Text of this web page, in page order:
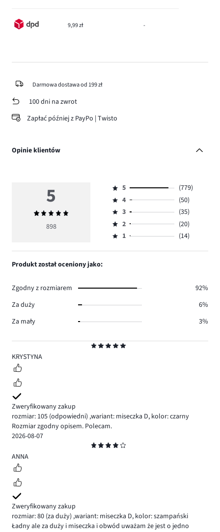
9,99 zł -
Darmowa dostawa od 199 zł
100 dni na zwrot
Zapłać później z PayPo | Twisto
Opinie klientów
5
KRYSTYNA
Zweryfikowany zakup
rozmiar: 105 (odpowiedni) ,wariant: miseczka D, kolor: czarny
Rozmiar zgodny opisem. Polecam.
2026-08-07
4
ANNA
Zweryfikowany zakup
rozmiar: 80 (za duży) ,wariant: miseczka D, kolor: szampański
Ładny ale za duży i miseczka i obwód uważam że jest o jedno
5
Średnia
ocena
898
Ocena
5,
ilość
głosów
779.
5
(779)
Ocena
4,
ilość
głosów
4
(50)
Ocena
3,
ilość
3
(35)
Ocena
2,
2
(20)
Ocena
1,
1 (14)
Produkt został oceniony jako:
Zgodny z rozmiarem
92%
Za duży
6%
Za mały
3%